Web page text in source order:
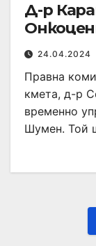
Д-р
24.04.2024
Правна
кмета, д-р
временно
Шумен. Той